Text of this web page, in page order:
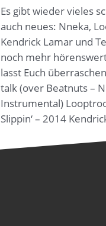
Es gibt wieder vieles
auch neues: Nneka,
Kendrick Lamar und
noch mehr
lasst Euch
talk (over Beatnuts –
Instrumental)
Slippin‘ – 2014